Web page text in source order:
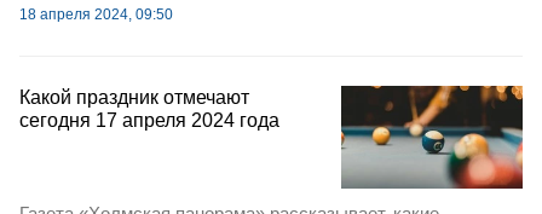
18 апреля 2024, 09:50
Какой праздник отмечают
сегодня 17 апреля 2024 года